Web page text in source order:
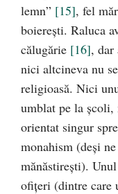
lemn” [15], fel
boiereşti. Raluca
călugărie [16],
nici altcineva nu
religioasă. Nici
umblat pe la
orientat singur
monahism (deşi
mănăstireşti).
ofiţeri (dintre care